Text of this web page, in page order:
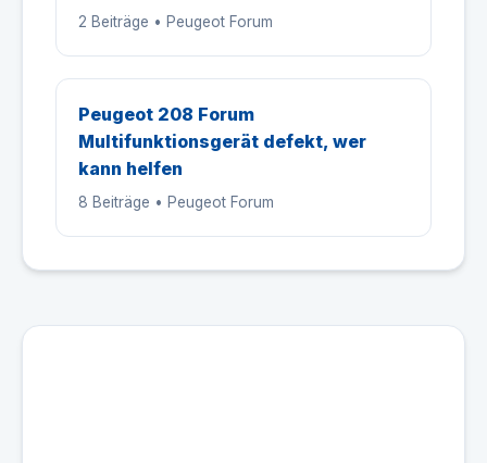
2 Beiträge • Peugeot Forum
Peugeot 208 Forum
Multifunktionsgerät defekt, wer
kann helfen
8 Beiträge • Peugeot Forum